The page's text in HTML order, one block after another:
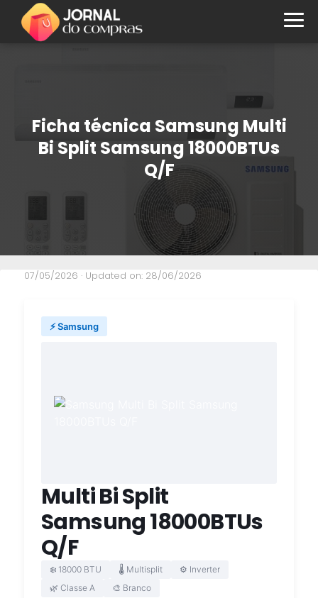
Ficha técnica Samsung Multi
Bi Split Samsung 18000BTUs
Q/F
07/05/2026 · Updated on: 28/06/2026
⚡ Samsung
Multi Bi Split
Samsung 18000BTUs
Q/F
❄️ 18000 BTU 🌡️ Multisplit
⚙️ Inverter
🌿 Classe A
🎨 Branco